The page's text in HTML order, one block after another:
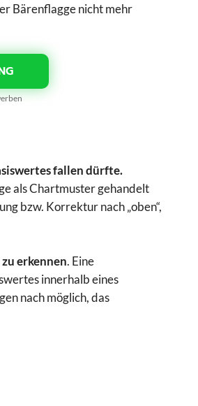
Bärenflagge nicht mehr
fallen dürfte.
als Chartmuster gehandelt
bzw. Korrektur nach „oben“,
erkennen. Eine
innerhalb eines
nach möglich, das